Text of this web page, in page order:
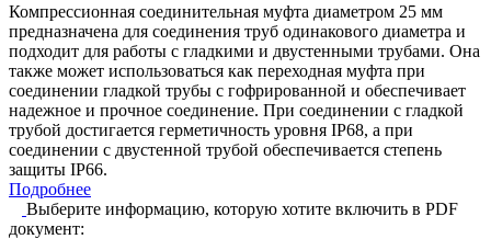
Компрессионная соединительная муфта диаметром 25 мм
предназначена для соединения труб одинакового диаметра и
подходит для работы с гладкими и двустенными трубами. Она
также может использоваться как переходная муфта при
соединении гладкой трубы с гофрированной и обеспечивает
надежное и прочное соединение. При соединении с гладкой
трубой достигается герметичность уровня IP68, а при
соединении с двустенной трубой обеспечивается степень
защиты IP66.
Подробнее
Выберите информацию, которую хотите включить в PDF
документ: